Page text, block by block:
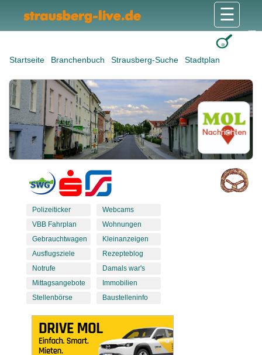
Startseite Branchenbuch Strausberg-Suche Stadtplan
☰
Polizeiticker
VBB Fahrplan
Gebrauchtwagen
Ausflugsziele
Notrufe
Mittagsangebote
Stellenbörse
Webcams
Wohnungen
Kleinanzeigen
Rezepteblog
Damals war's
Immobilien
Baustelleninfo